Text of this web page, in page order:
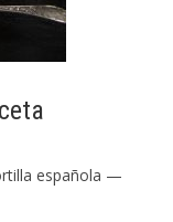
española —